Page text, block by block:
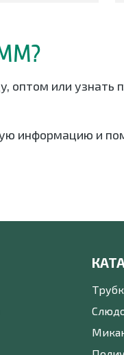
оптом или
информацию и